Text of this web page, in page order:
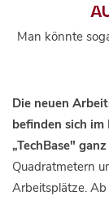
Man könnte
Die neuen
befinden sich
„TechBase"
Quadratmetern
Arbeitsplätze.